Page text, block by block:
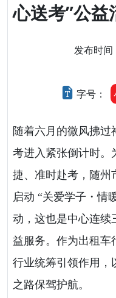
心送考”公
发布时间
字号：
随着六月的微风拂过
考进入紧张倒计时。
捷、准时赴考，随州
启动 “关爱学子・
动，这也是中心连续
益服务。作为出租车
行业统筹引领作用，
之路保驾护航。